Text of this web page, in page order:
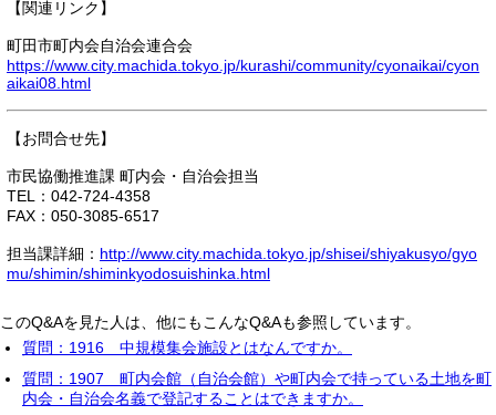
【関連リンク】
町田市町内会自治会連合会
https://www.city.machida.tokyo.jp/kurashi/community/cyonaikai/cyon
aikai08.html
【お問合せ先】
市民協働推進課 町内会・自治会担当
TEL：042-724-4358
FAX：050-3085-6517
担当課詳細： http://www.city.machida.tokyo.jp/shisei/shiyakusyo/gyo
mu/shimin/shiminkyodosuishinka.html
このQ&Aを見た人は、他にもこんなQ&Aも参照しています。
質問：1916 中規模集会施設とはなんですか。
質問：1907 町内会館（自治会館）や町内会で持っている土地を町
内会・自治会名義で登記することはできますか。